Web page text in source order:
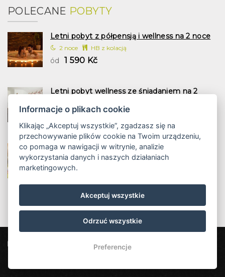
POLECANE POBYTY
Letni pobyt z półpensją i wellness na 2 noce
2 noce HB z kolacją
ód 1 590 Kč
Letni pobyt wellness ze śniadaniem na 2
2 noce śniadanie
ód 1 197 Kč
Rodzinne lato z półpensją i wellness 2 noce
2 noce HB z kolacją
ód 1 958 Kč
Pod Špičákem 621, 468 41 Tanvald
Informacje o plikach cookie
Klikając „Akceptuj wszystkie”, zgadzasz się na
przechowywanie plików cookie na Twoim urządzeniu,
co pomaga w nawigacji w witrynie, analizie
wykorzystania danych i naszych działaniach
marketingowych.
Akceptuj wszystkie
Odrzuć wszystkie
Preferencje